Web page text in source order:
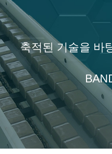
축적된 기술을 바